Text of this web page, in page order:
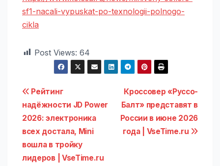
sf1-nacali-vypuskat-po-texnologii-polnogo-
cikla
Post Views: 64
Навигация
по
записям
Кроссовер «Руссо-
Балт» представят в
России в июне 2026
года | VseTime.ru
Рейтинг
надёжности JD Power
2026: электроника
всех достала, Mini
вошла в тройку
лидеров | VseTime.ru